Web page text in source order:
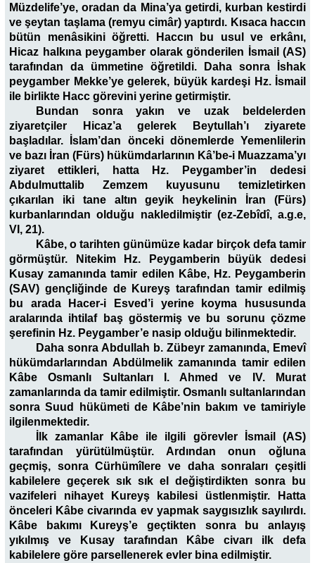
Müzdelife’ye, oradan da Mina’ya getirdi, kurban kestirdi
ve şeytan taşlama (remyu cimâr) yaptırdı. Kısaca haccın
bütün menâsikini öğretti. Haccın bu usul ve erkânı,
Hicaz halkına peygamber olarak gönderilen İsmail (AS)
tarafından da ümmetine öğretildi. Daha sonra İshak
peygamber Mekke’ye gelerek, büyük kardeşi Hz. İsmail
ile birlikte Hacc görevini yerine getirmiştir.
Bundan sonra yakın ve uzak beldelerden
ziyaretçiler Hicaz’a gelerek Beytullah’ı ziyarete
başladılar. İslam’dan önceki dönemlerde Yemenlilerin
ve bazı İran (Fürs) hükümdarlarının Kâ’be-i Muazzama’yı
ziyaret ettikleri, hatta Hz. Peygamber’in dedesi
Abdulmuttalib Zemzem kuyusunu temizletirken
çıkarılan iki tane altın geyik heykelinin İran (Fürs)
kurbanlarından olduğu nakledilmiştir (ez-Zebîdî, a.g.e,
VI, 21).
Kâbe, o tarihten günümüze kadar birçok defa tamir
görmüştür. Nitekim Hz. Peygamberin büyük dedesi
Kusay zamanında tamir edilen Kâbe, Hz. Peygamberin
(SAV) gençliğinde de Kureyş tarafından tamir edilmiş
bu arada Hacer-i Esved’i yerine koyma hususunda
aralarında ihtilaf baş göstermiş ve bu sorunu çözme
şerefinin Hz. Peygamber’e nasip olduğu bilinmektedir.
Daha sonra Abdullah b. Zübeyr zamanında, Emevî
hükümdarlarından Abdülmelik zamanında tamir edilen
Kâbe Osmanlı Sultanları I. Ahmed ve IV. Murat
zamanlarında da tamir edilmiştir. Osmanlı sultanlarından
sonra Suud hükümeti de Kâbe’nin bakım ve tamiriyle
ilgilenmektedir.
İlk zamanlar Kâbe ile ilgili görevler İsmail (AS)
tarafından yürütülmüştür. Ardından onun oğluna
geçmiş, sonra Cürhümîlere ve daha sonraları çeşitli
kabilelere geçerek sık sık el değiştirdikten sonra bu
vazifeleri nihayet Kureyş kabilesi üstlenmiştir. Hatta
önceleri Kâbe civarında ev yapmak saygısızlık sayılırdı.
Kâbe bakımı Kureyş’e geçtikten sonra bu anlayış
yıkılmış ve Kusay tarafından Kâbe civarı ilk defa
kabilelere göre parsellenerek evler bina edilmiştir.